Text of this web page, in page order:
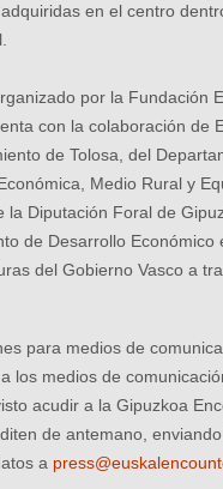
en el centro
por la Fundación
con la colaboración de
de Tolosa, del
Medio Rural y
la Diputación Foral de
de Desarrollo Económico
del Gobierno Vasco a
para medios de
los medios de
acudir a la Gipuzkoa
de antemano,
a